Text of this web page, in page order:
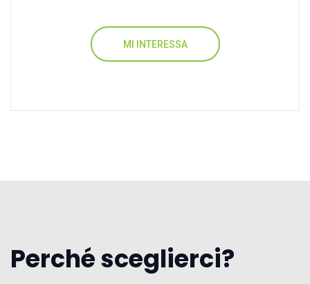
MI INTERESSA
Perché sceglierci?